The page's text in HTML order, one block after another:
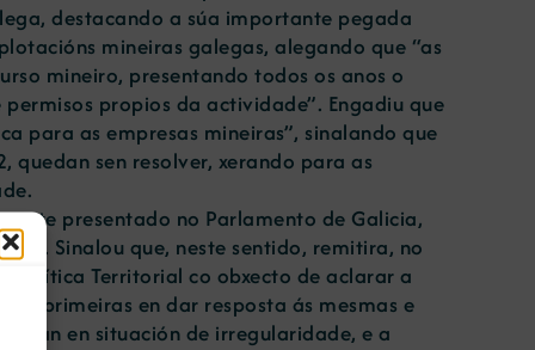
destacando a súa importante pegada
mineiras galegas, alegando que “as
mineiro, presentando todos os anos o
propios da actividade”. Engadiu que
para as empresas mineiras”, sinalando que
sen resolver, xerando para as
presentado no Parlamento de Galicia,
Sinalou que, neste sentido, remitira, no
Política Territorial co obxecto de aclarar a
primeiras en dar resposta ás mesmas e
en situación de irregularidade, e a